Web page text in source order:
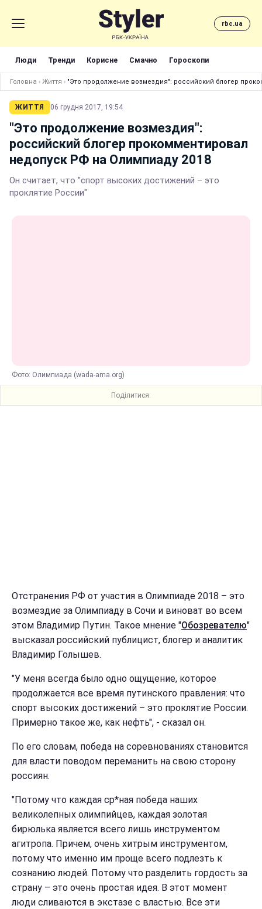
rbc.ua
Люди Тренди Корисне Смачно Гороскопи
Головна › Життя › "Это продолжение возмездия": российский блогер
ЖИТТЯ 06 грудня 2017, 19:54
"Это продолжение возмездия":
российский блогер прокомментировал
недопуск РФ на Олимпиаду 2018
Он считает, что "спорт высоких достижений – это
проклятие России"
Фото: Олимпиада (wada-ama.org)
Поділитися:
Отстранения РФ от участия в Олимпиаде 2018 – это
возмездие за Олимпиаду в Сочи и виноват во всем
этом Владимир Путин. Такое мнение "Обозревателю"
высказал российский публицист, блогер и аналитик
Владимир Голышев.
"У меня всегда было одно ощущение, которое
продолжается все время путинского правления: что
спорт высоких достижений – это проклятие России.
Примерно такое же, как нефть", - сказал он.
По его словам, победа на соревнованиях становится
для власти поводом переманить на свою сторону
россиян.
"Потому что каждая ср*ная победа наших
великолепных олимпийцев, каждая золотая
бирюлька является всего лишь инструментом
агитропа. Причем, очень хитрым инструментом,
потому что именно им проще всего подлезть к
сознанию людей. Потому что разделить гордость за
страну – это очень простая идея. В этот момент
люди сливаются в экстазе с властью. Все эти